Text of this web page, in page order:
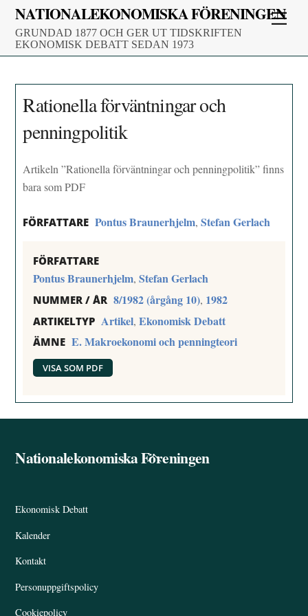
Skip
content
NATIONALEKONOMISKA FÖRENINGEN
GRUNDAD 1877 OCH GER UT TIDSKRIFTEN
EKONOMISK DEBATT SEDAN 1973
Rationella förväntningar och
penningpolitik
Artikeln ”Rationella förväntningar och penningpolitik” finns
bara som PDF
FÖRFATTARE Pontus Braunerhjelm,Stefan Gerlach
FÖRFATTARE
Pontus Braunerhjelm,Stefan Gerlach
NUMMER / ÅR 8/1982 (årgång 10), 1982
ARTIKELTYP Artikel,Ekonomisk Debatt
ÄMNE E. Makroekonomi och penningteori
VISA SOM PDF
Back
Nationalekonomiska Föreningen
Ekonomisk Debatt
Kalender
Kontakt
Personuppgiftspolicy
Cookiepolicy